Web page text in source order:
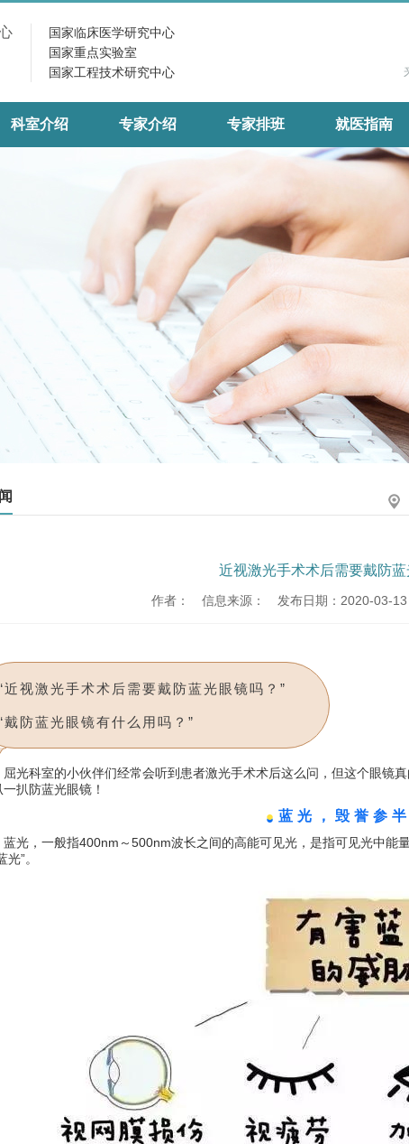
国家临床医学研究中心
国家重点实验室
国家工程技术研究中心
科室介绍 专家介绍 专家排班 就医指南
近视激光手术术后需要戴防蓝
作者： 信息来源： 发布日期：2020-03-
近视激光手术术后需要戴防蓝光眼镜吗？”
戴防蓝光眼镜有什么用吗？”
屈光科室的小伙伴们经常会听到患者激光手术术后这么问，但这个眼镜
扒防蓝光眼镜！
●蓝光，毁誉参半
蓝光，一般指400nm～500nm波长之间的高能可见光，是指可见光中能
光”。